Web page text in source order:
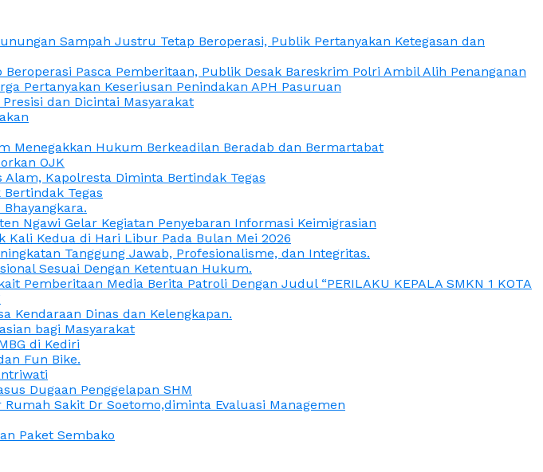
Sampah Justru Tetap Beroperasi, Publik Pertanyakan Ketegasan dan
Pasca Pemberitaan, Publik Desak Bareskrim Polri Ambil Alih Penanganan
Pertanyakan Keseriusan Penindakan APH Pasuruan
dan Dicintai Masyarakat
Menegakkan Hukum Berkeadilan Beradab dan Bermartabat
OJK
Kapolresta Diminta Bertindak Tegas
Bertindak Tegas
Ngawi Gelar Kegiatan Penyebaran Informasi Keimigrasian
Kali Kedua di Hari Libur Pada Bulan Mei 2026
Tanggung Jawab, Profesionalisme, dan Integritas.
Sesuai Dengan Ketentuan Hukum.
Pemberitaan Media Berita Patroli Dengan Judul “PERILAKU KEPALA SMKN 1 KOTA
Kendaraan Dinas dan Kelengkapan.
bagi Masyarakat
di Kediri
Fun Bike.
Dugaan Penggelapan SHM
Sakit Dr Soetomo,diminta Evaluasi Managemen
Paket Sembako